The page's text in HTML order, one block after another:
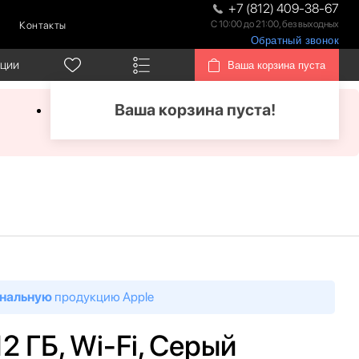
Контакты
+7 (812) 409-38-67
С 10:00 до 21:00, без выходных
Обратный звонок
Ваша корзина пуста
Ваша корзина пуста!
продукцию Apple
ГБ, Wi-Fi, Серый